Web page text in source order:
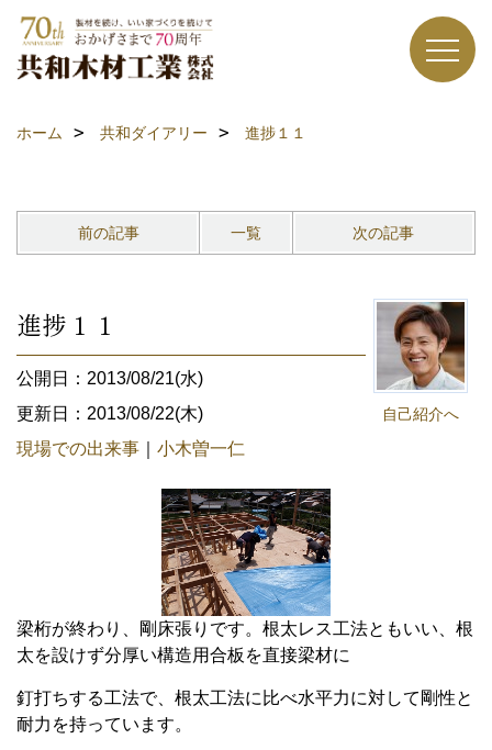
ホーム 共和ダイアリー 進捗１１
前の記事 一覧 次の記事
自己紹介へ
進捗１１
公開日：2013/08/21(水)
更新日：2013/08/22(木)
現場での出来事
小木曽一仁
梁桁が終わり、剛床張りです。根太レス工法ともいい、根
太を設けず分厚い構造用合板を直接梁材に
釘打ちする工法で、 根太工法に比べ水平力に対して剛性と
耐力を持っています。